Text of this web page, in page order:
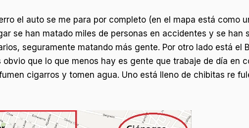
el auto se me para por completo (en el mapa está como
se han matado miles de personas en accidentes y se han
seguramente matando más gente. Por otro lado está el
que lo que menos hay es gente que trabaje de día en
cigarros y tomen agua. Uno está lleno de chibitas re